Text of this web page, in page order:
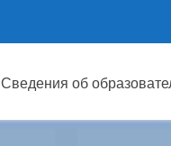
Сведения об